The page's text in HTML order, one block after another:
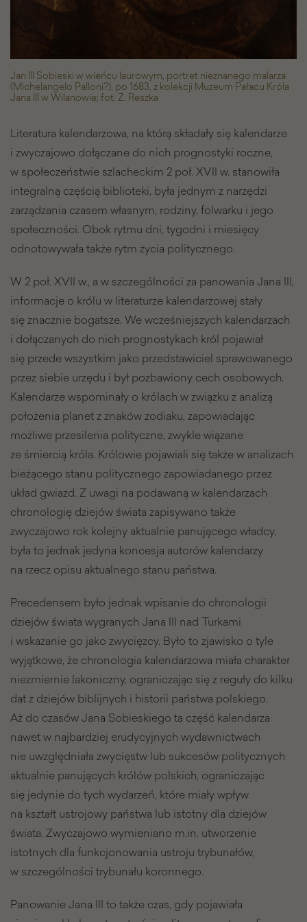
Jan III Sobieski w wieńcu laurowym, portret nieznanego malarza
(Michelangelo Palloni?), po 1683, z kolekcji Muzeum Pałacu Króla
Jana III w Wilanowie; fot. Z. Reszka
Literatura kalendarzowa, na którą składały się kalendarze
i zwyczajowo dołączane do nich prognostyki roczne,
w społeczeństwie szlacheckim 2 poł. XVII w. stanowiła
integralną częścią biblioteki, była jednym z narzędzi
zarządzania czasem własnym, rodziny, folwarku i jego
społeczności. Obok rytmu dni, tygodni i miesięcy
odnotowywała także rytm życia politycznego.
W 2 poł. XVII w., a w szczególności za panowania Jana III,
informacje o królu w literaturze kalendarzowej stały
się znacznie bogatsze. We wcześniejszych kalendarzach
i dołączanych do nich prognostykach król pojawiał
się przede wszystkim jako przedstawiciel sprawowanego
przez siebie urzędu i był pozbawiony cech osobowych.
Kalendarze wspominały o królach w związku z analizą
położenia planet z znaków zodiaku, zapowiadając
możliwe przesilenia polityczne, zwykle wiązane
ze śmiercią króla. Królowie pojawiali się także w analizach
bieżącego stanu politycznego zapowiadanego przez
układ gwiazd. Z uwagi na podawaną w kalendarzach
chronologię dziejów świata zapisywano także
zwyczajowo rok kolejny aktualnie panującego władcy,
była to jednak jedyna koncesja autorów kalendarzy
na rzecz opisu aktualnego stanu państwa.
Precedensem było jednak wpisanie do chronologii
dziejów świata wygranych Jana III nad Turkami
i wskazanie go jako zwycięzcy. Było to zjawisko o tyle
wyjątkowe, że chronologia kalendarzowa miała charakter
niezmiernie lakoniczny, ograniczając się z reguły do kilku
dat z dziejów biblijnych i historii państwa polskiego.
Aż do czasów Jana Sobieskiego ta część kalendarza
nawet w najbardziej erudycyjnych wydawnictwach
nie uwzględniała zwycięstw lub sukcesów politycznych
aktualnie panujących królów polskich, ograniczając
się jedynie do tych wydarzeń, które miały wpływ
na kształt ustrojowy państwa lub istotny dla dziejów
świata. Zwyczajowo wymieniano m.in. utworzenie
istotnych dla funkcjonowania ustroju trybunałów,
w szczególności trybunału koronnego.
Panowanie Jana III to także czas, gdy pojawiała